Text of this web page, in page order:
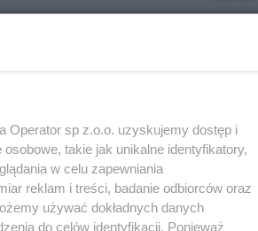
REKLAMA
Operator sp z.o.o. uzyskujemy dostęp i
takie jak unikalne identyfikatory,
w celu zapewniania
reklam i treści, badanie odbiorców oraz
używać dokładnych danych
do celów identyfikacji. Ponieważ